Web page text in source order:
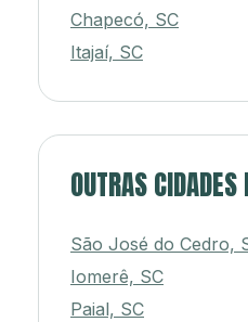
Chapecó, SC
Itajaí, SC
OUTRAS
São José do Cedro,
Iomerê, SC
Paial, SC